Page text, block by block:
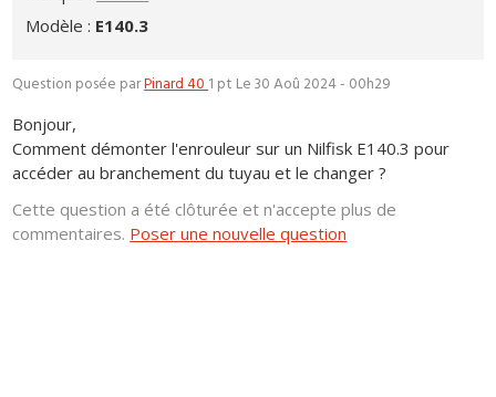
Modèle : E140.3
Question posée parPinard 401 pt Le 30 Aoû 2024 - 00h29
Bonjour,
Comment démonter l'enrouleur sur un Nilfisk E140.3 pour
accéder au branchement du tuyau et le changer ?
Cette question a été clôturée et n'accepte plus de
commentaires. Poser une nouvelle question